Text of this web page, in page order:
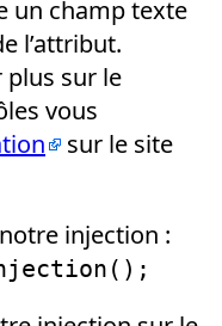
un champ texte
l’attribut.
plus sur le
vous
sur le site
injection :